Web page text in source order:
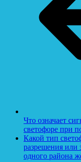
Что означает
светофоре при
Какой тип
разрешения или
одного района